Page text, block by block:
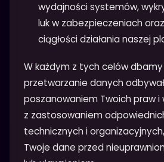
wydajności systemów,
luk w zabezpieczeniach
ciągłości działania naszej
W każdym z tych celów
przetwarzanie danych
poszanowaniem Twoich praw i
z zastosowaniem
technicznych i
Twoje dane przed